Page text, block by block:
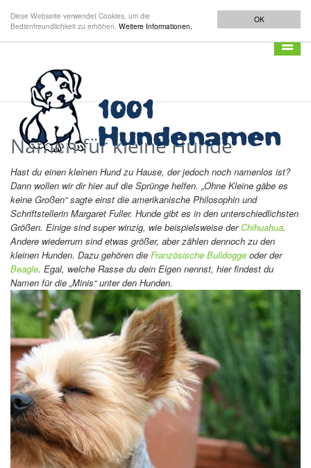
OK
Diese Webseite verwendet Cookies, um die
Bedienfreundlichkeit zu erhöhen. Weitere Informationen.
Namen für kleine Hunde
Hast du einen kleinen Hund zu Hause, der jedoch noch namenlos ist?
Dann wollen wir dir hier auf die Sprünge helfen. „Ohne Kleine gäbe es
keine Großen“ sagte einst die amerikanische Philosophin und
Schriftstellerin Margaret Fuller. Hunde gibt es in den unterschiedlichsten
Größen. Einige sind super winzig, wie beispielsweise derChihuahua.
Andere wiederrum sind etwas größer, aber zählen dennoch zu den
kleinen Hunden. Dazu gehören die Französische Bulldogge oder der
Beagle. Egal, welche Rasse du dein Eigen nennst, hier findest du
Namen für die „Minis“ unter den Hunden.